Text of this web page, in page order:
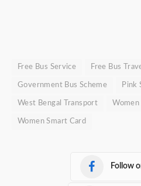
Free Bus Service Free Bus
Government Bus Scheme Pink
West Bengal Transport
Women Smart Card
Follow